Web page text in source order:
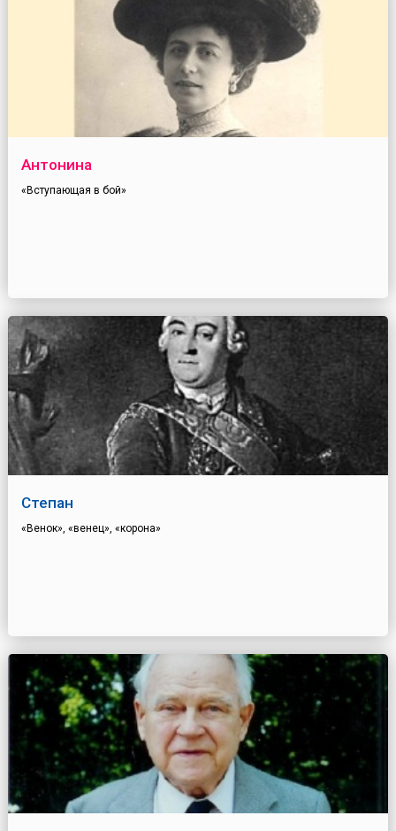
Антонина
«Вступающая в бой»
Степан
«Венок», «венец», «корона»